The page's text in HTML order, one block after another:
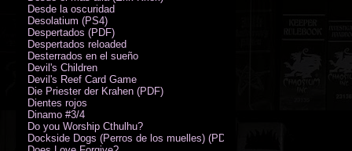
Desde la oscuridad
Desolatium (PS4)
Despertados (PDF)
Despertados reloaded
Desterrados en el sueño
Devil's Children
Devil's Reef Card Game
Die Priester der Krahen (PDF)
Dientes rojos
Dinamo #3/4
Do you Worship Cthulhu?
Dockside Dogs (Perros de los muelles) (PDF)